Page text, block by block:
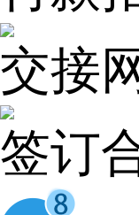
交接
签订